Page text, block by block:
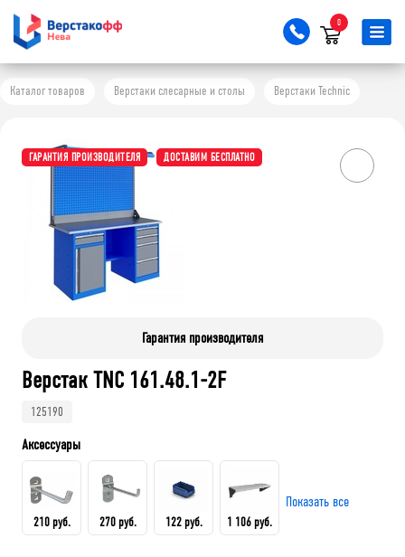
0
Каталог товаров Верстаки слесарные и столы Верстаки Technic
ГАРАНТИЯ ПРОИЗВОДИТЕЛЯ ДОСТАВИМ БЕСПЛАТНО
Гарантия производителя
Верстак TNC 161.48.1-2F
125190
Аксессуары
210 руб. 270 руб. 122 руб. 1 106 руб.
Показать все